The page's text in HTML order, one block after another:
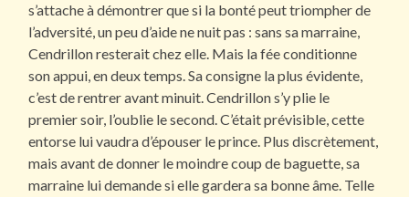
s’attache à démontrer que si la bonté peut triompher de
l’adversité, un peu d’aide ne nuit pas : sans sa marraine,
Cendrillon resterait chez elle. Mais la fée conditionne
son appui, en deux temps. Sa consigne la plus évidente,
c’est de rentrer avant minuit. Cendrillon s’y plie le
premier soir, l’oublie le second. C’était prévisible, cette
entorse lui vaudra d’épouser le prince. Plus discrètement,
mais avant de donner le moindre coup de baguette, sa
marraine lui demande si elle gardera sa bonne âme. Telle